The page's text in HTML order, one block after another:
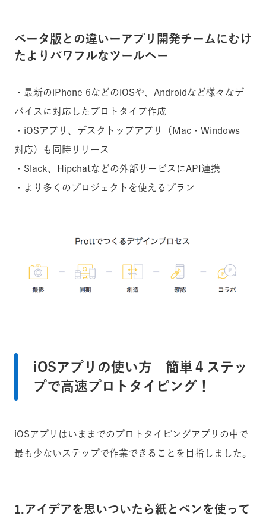
ベータ版との違いーアプリ開発チームにむけ
たよりパワフルなツールへー
・最新のiPhone 6などのiOSや、Androidなど様々なデ
バイスに対応したプロトタイプ作成
・iOSアプリ、デスクトップアプリ（Mac・Windows
対応）も同時リリース
・Slack、Hipchatなどの外部サービスにAPI連携
・より多くのプロジェクトを使えるプラン
iOSアプリの使い方 簡単４ステッ
プで高速プロトタイピング！
iOSアプリはいままでのプロトタイピングアプリの中で
最も少ないステップで作業できることを目指しました。
1.アイデアを思いついたら紙とペンを使って